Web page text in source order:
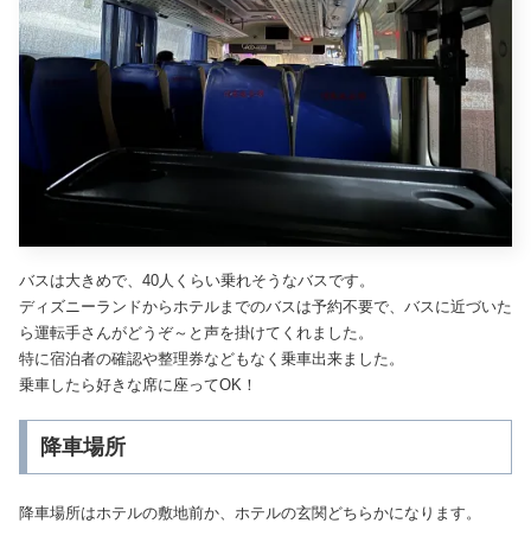
バスは大きめで、40人くらい乗れそうなバスです。
ディズニーランドからホテルまでのバスは予約不要で、バスに近づいた
ら運転手さんがどうぞ～と声を掛けてくれました。
特に宿泊者の確認や整理券などもなく乗車出来ました。
乗車したら好きな席に座ってOK！
降車場所
降車場所はホテルの敷地前か、ホテルの玄関どちらかになります。